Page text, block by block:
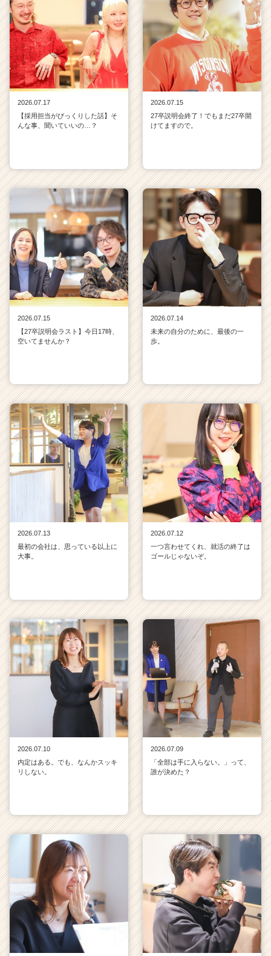
2026.07.17
【採用担当がびっくりした話】そ
んな事、聞いていいの…？
2026.07.15
27卒説明会終了！でもまだ27卒開
けてますので。
2026.07.15
【27卒説明会ラスト】今日17時、
空いてませんか？
2026.07.14
未来の自分のために、最後の一
歩。
2026.07.13
最初の会社は、思っている以上に
大事。
2026.07.12
一つ言わせてくれ、就活の終了は
ゴールじゃないぞ。
2026.07.10
内定はある。でも、なんかスッキ
リしない。
2026.07.09
「全部は手に入らない。」って、
誰が決めた？